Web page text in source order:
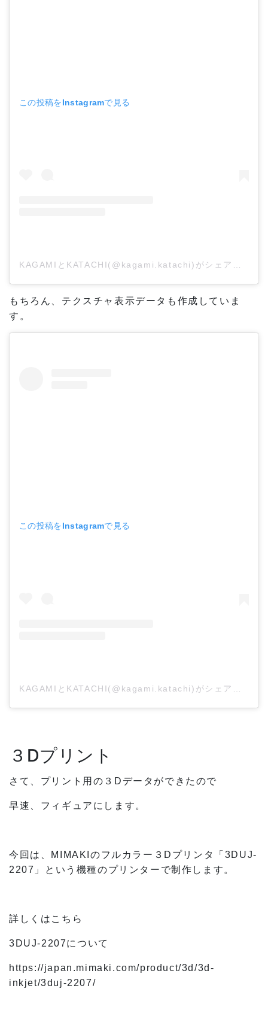
この投稿をInstagramで見る
もちろん、テクスチャ表示データも作成していま
す。
この投稿をInstagramで見る
３Dプリント
さて、プリント用の３Dデータができたので
早速、フィギュアにします。
今回は、MIMAKIのフルカラー３Dプリンタ「3DUJ-
2207」という機種のプリンターで制作します。
詳しくはこちら
3DUJ-2207について
https://japan.mimaki.com/product/3d/3d-
inkjet/3duj-2207/